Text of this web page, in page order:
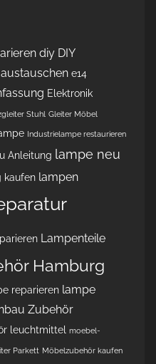
diy DIY
e14
Elektronik
Stuhl Gleiter Möbel
Industrielampe restaurieren
Anleitung lampe neu
kaufen lampen
Lampenteile
Hamburg
reparieren lampe
Zubehör
leuchtmittel moebel-
Parkett Möbelzubehör kaufen